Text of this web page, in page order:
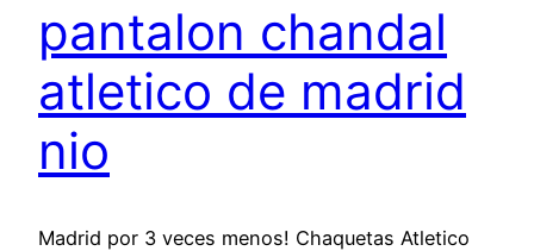
pantalon chandal
atletico de madrid
nio
Madrid por 3 veces menos! Chaquetas Atletico